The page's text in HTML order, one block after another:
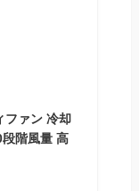
ファン 冷却
階風量 高